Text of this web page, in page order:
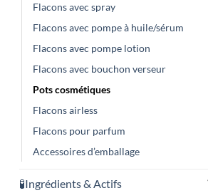
Flacons avec spray
Flacons avec pompe à huile/sérum
Flacons avec pompe lotion
Flacons avec bouchon verseur
Pots cosmétiques
Flacons airless
Flacons pour parfum
Accessoires d’emballage
🧪Ingrédients & Actifs